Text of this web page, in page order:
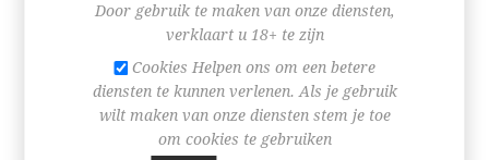
INLOGGEN
Door gebruik te maken van onze diensten,
verklaart u 18+ te zijn
Cookies Helpen ons om een betere
diensten te kunnen verlenen. Als je gebruik
wilt maken van onze diensten stem je toe
om cookies te gebruiken